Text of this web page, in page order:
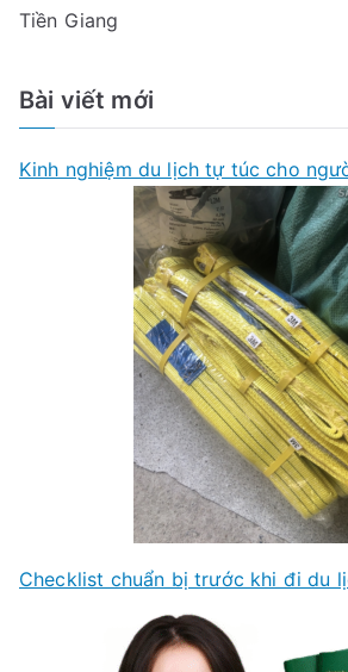
Tiền Giang
Bài viết mới
Kinh nghiệm du lịch tự túc cho
Checklist chuẩn bị trước khi đi du